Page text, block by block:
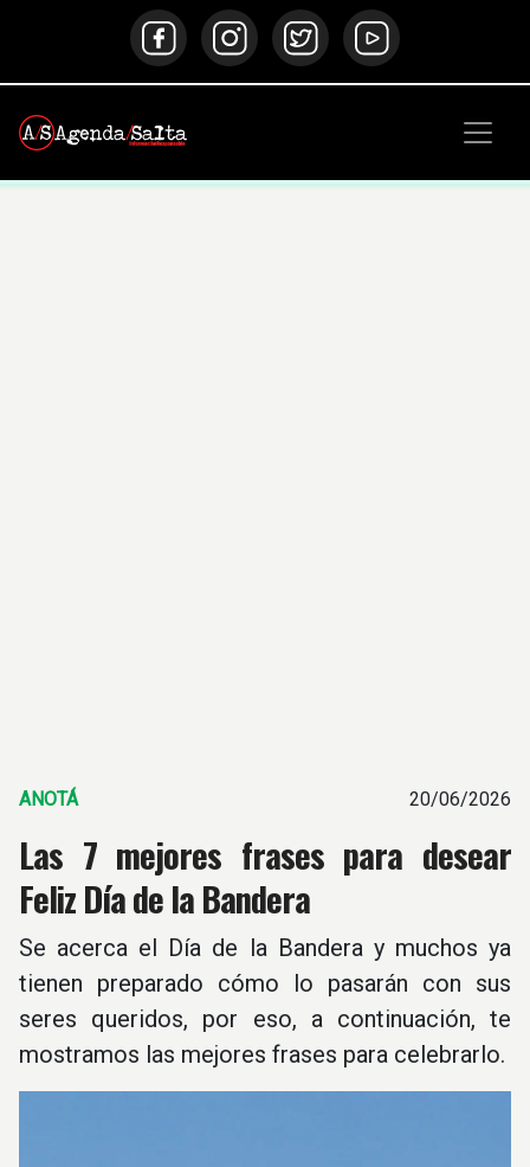
ANOTÁ 20/06/2026
Las 7 mejores frases para desear
Feliz Día de la Bandera
Se acerca el Día de la Bandera y muchos ya
tienen preparado cómo lo pasarán con sus
seres queridos, por eso, a continuación, te
mostramos las mejores frases para celebrarlo.